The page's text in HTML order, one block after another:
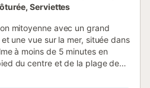
Serviettes
mitoyenne avec un grand
une vue sur la mer, située dans
à moins de 5 minutes en
du centre et de la plage de